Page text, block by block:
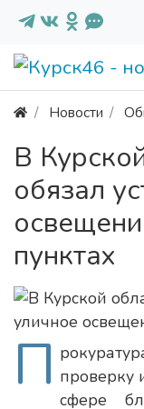
Новости
В
обязал
пунктах
П проверку
сфере